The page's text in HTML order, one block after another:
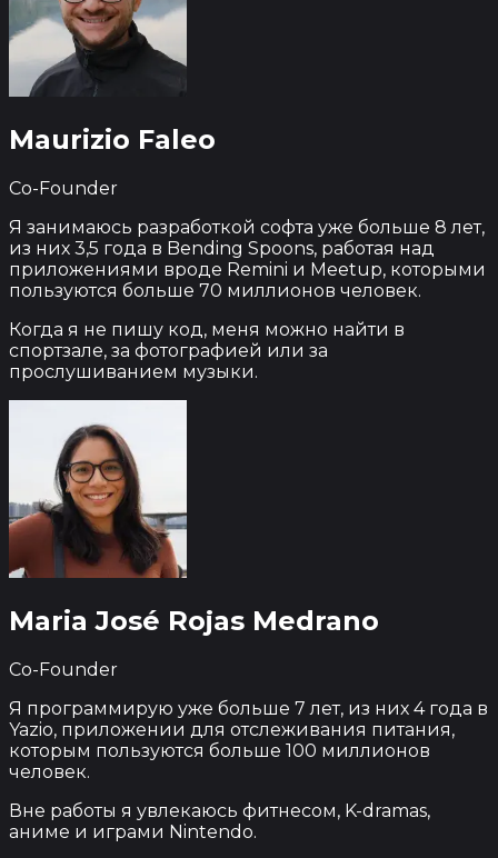
Maurizio Faleo
Co-Founder
Я занимаюсь разработкой софта уже больше 8 лет,
из них 3,5 года в Bending Spoons, работая над
приложениями вроде Remini и Meetup, которыми
пользуются больше 70 миллионов человек.
Когда я не пишу код, меня можно найти в
спортзале, за фотографией или за
прослушиванием музыки.
Maria José Rojas Medrano
Co-Founder
Я программирую уже больше 7 лет, из них 4 года в
Yazio, приложении для отслеживания питания,
которым пользуются больше 100 миллионов
человек.
Вне работы я увлекаюсь фитнесом, K-dramas,
аниме и играми Nintendo.